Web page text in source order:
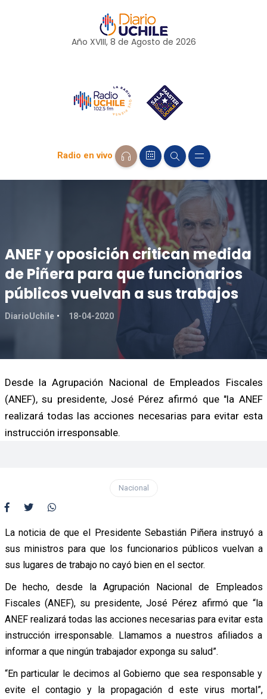
Año XVIII, 8 de Agosto de 2026
Radio en vivo
ANEF y oposición critican medida
de Piñera para que funcionarios
públicos vuelvan a sus trabajos
DiarioUchile 18-04-2020
Desde la Agrupación Nacional de Empleados Fiscales
(ANEF), su presidente, José Pérez afirmó que "la ANEF
realizará todas las acciones necesarias para evitar esta
instrucción irresponsable.
Nacional
La noticia de que el Presidente Sebastián Piñera instruyó a
sus ministros para que los funcionarios públicos vuelvan a
sus lugares de trabajo no cayó bien en el sector.
De hecho, desde la Agrupación Nacional de Empleados
Fiscales (ANEF), su presidente, José Pérez afirmó que “la
ANEF realizará todas las acciones necesarias para evitar esta
instrucción irresponsable. Llamamos a nuestros afiliados a
informar a que ningún trabajador exponga su salud”.
“En particular le decimos al Gobierno que sea responsable y
evite el contagio y la propagación d este virus mortal”,